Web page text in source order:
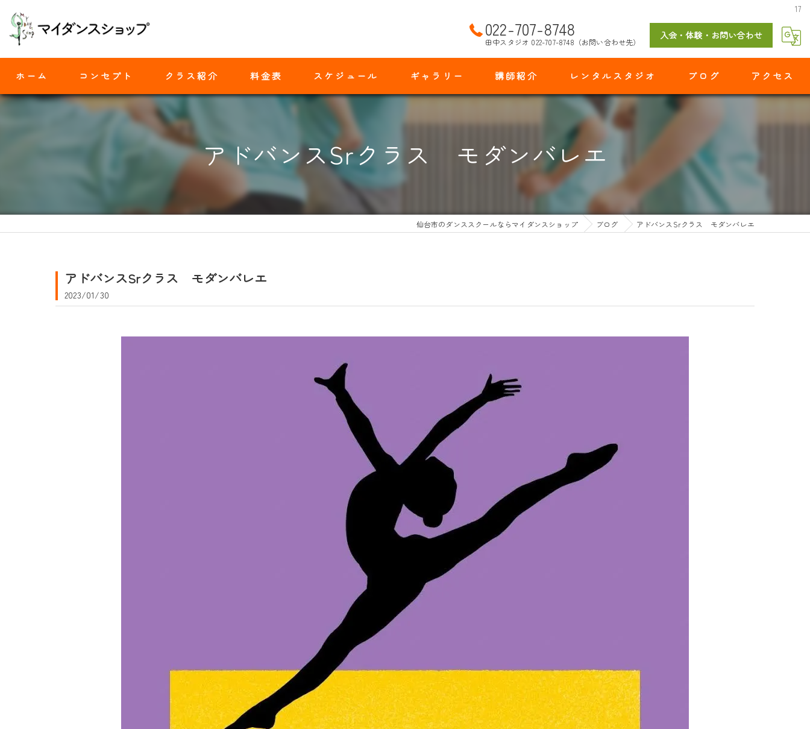
17
022-707-8748
田中スタジオ 022-707-8748（お問い合わせ先）
入会・体験・お問い合わせ
ホーム コンセプト クラス紹介
モダンバレエ
ヒップホップ
ジャズダンス
ストレッチ
料金表 スケジュール ギャラリー 講師紹介 レンタルスタジオ ブログ アクセス
マイダンスショップ 出花スタジオ
アドバンスSrクラス モダンバレエ
仙台市のダンススクールならマイダンスショップ ブログ アドバンスSrクラス モダンバレエ
アドバンスSrクラス モダンバレエ
2023/01/30